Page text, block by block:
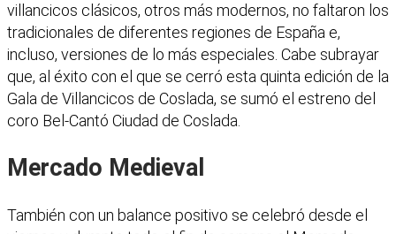
villancicos clásicos, otros más modernos, no faltaron los
tradicionales de diferentes regiones de España e,
incluso, versiones de lo más especiales. Cabe subrayar
que, al éxito con el que se cerró esta quinta edición de la
Gala de Villancicos de Coslada, se sumó el estreno del
coro Bel-Cantó Ciudad de Coslada.
Mercado Medieval
También con un balance positivo se celebró desde el